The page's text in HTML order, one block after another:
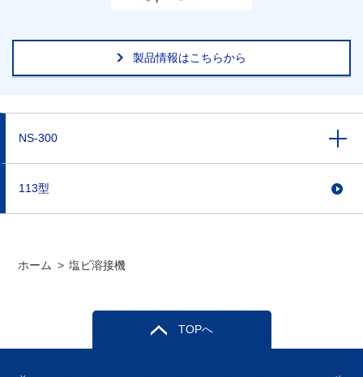
製品情報はこちらから
NS-300
113型
ホーム > 塩ビ溶接機
TOPへ